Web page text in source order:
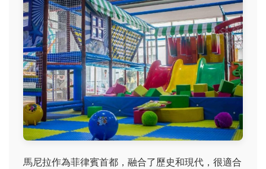
馬尼拉作為菲律賓首都，融合了歷史和現代，很適合